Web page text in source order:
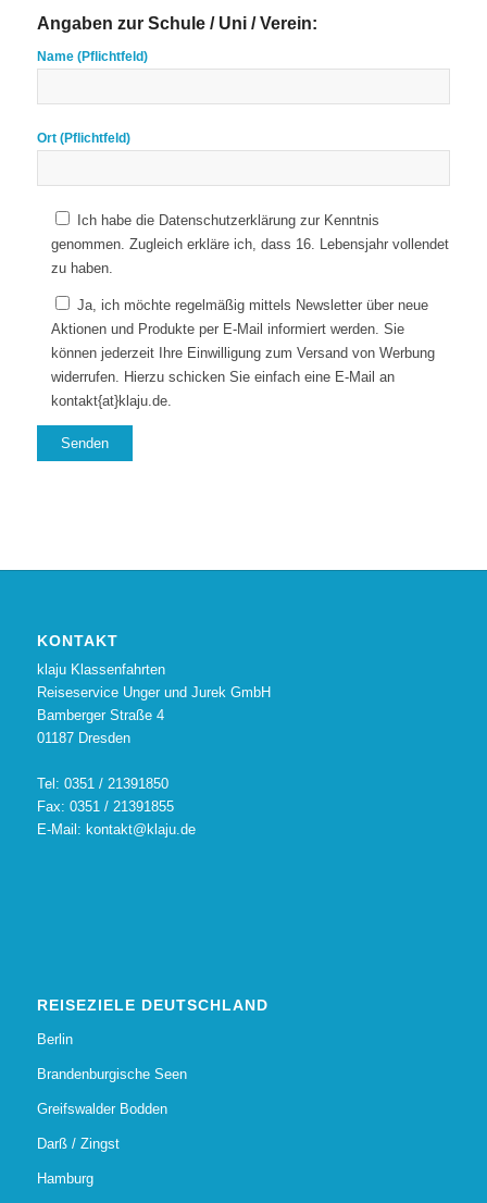
Angaben zur Schule / Uni / Verein:
Name (Pflichtfeld)
Ort (Pflichtfeld)
Ich habe die Datenschutzerklärung zur Kenntnis
genommen. Zugleich erkläre ich, dass 16. Lebensjahr vollendet
zu haben.
Ja, ich möchte regelmäßig mittels Newsletter über neue
Aktionen und Produkte per E-Mail informiert werden. Sie
können jederzeit Ihre Einwilligung zum Versand von Werbung
widerrufen. Hierzu schicken Sie einfach eine E-Mail an
kontakt{at}klaju.de.
KONTAKT
klaju Klassenfahrten
Reiseservice Unger und Jurek GmbH
Bamberger Straße 4
01187 Dresden
Tel: 0351 / 21391850
Fax: 0351 / 21391855
E-Mail: kontakt@klaju.de
REISEZIELE DEUTSCHLAND
Berlin
Brandenburgische Seen
Greifswalder Bodden
Darß / Zingst
Hamburg